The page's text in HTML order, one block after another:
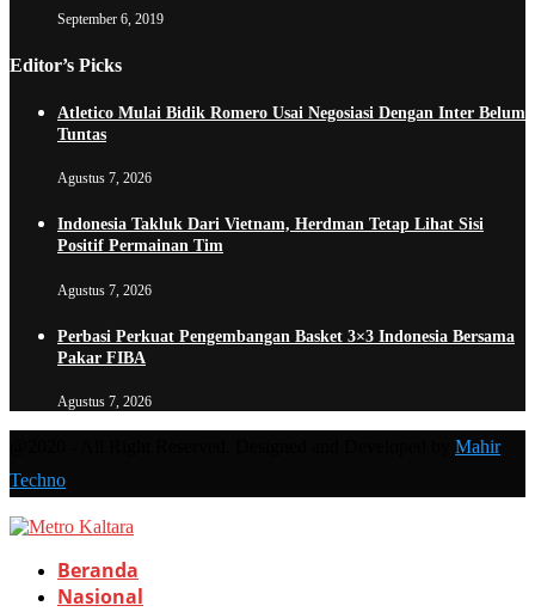
September 6, 2019
Editor’s Picks
Atletico Mulai Bidik Romero Usai Negosiasi Dengan Inter Belum
Tuntas
Agustus 7, 2026
Indonesia Takluk Dari Vietnam, Herdman Tetap Lihat Sisi
Positif Permainan Tim
Agustus 7, 2026
Perbasi Perkuat Pengembangan Basket 3×3 Indonesia Bersama
Pakar FIBA
Agustus 7, 2026
Mahir
Techno
Beranda
Nasional